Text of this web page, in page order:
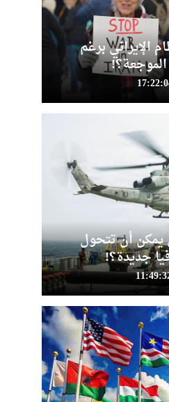
الإيراني برغم
يمكن أن تتحول
جديدة؟!